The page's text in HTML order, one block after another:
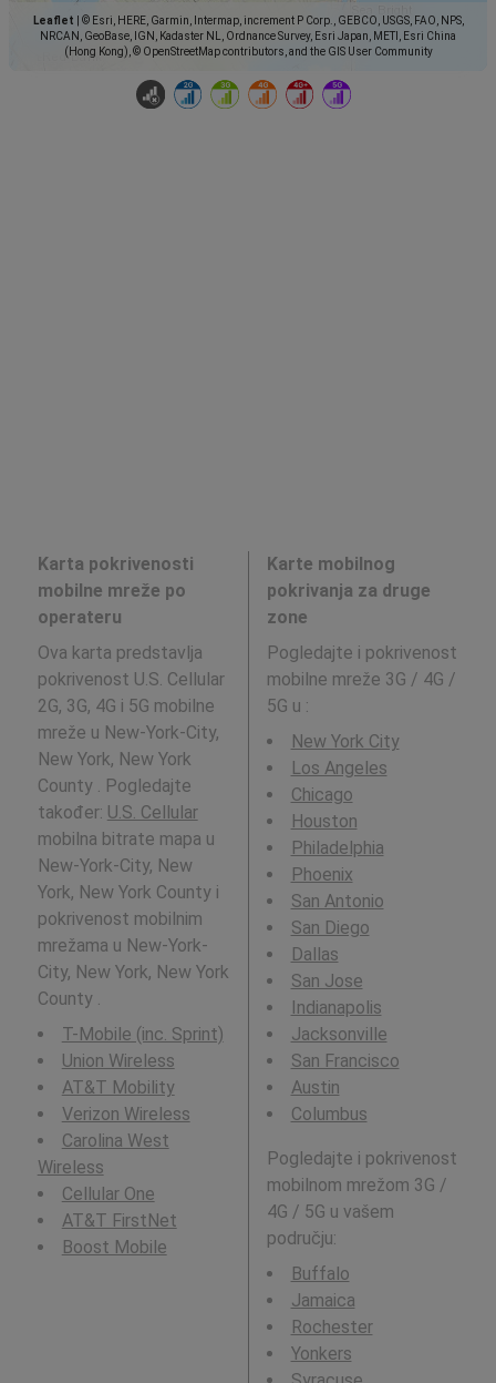
Leaflet
© Esri, HERE, Garmin, Intermap, increment P Corp., GEBCO, USGS, FAO, NPS,
NRCAN, GeoBase, IGN, Kadaster NL, Ordnance Survey, Esri Japan, METI, Esri China
(Hong Kong), © OpenStreetMap contributors, and the GIS User Community
Karta pokrivenosti
mobilne mreže po
operateru
Ova karta predstavlja
pokrivenost U.S. Cellular
2G, 3G, 4G i 5G mobilne
mreže u New-York-City,
New York, New York
County . Pogledajte
također: U.S. Cellular
mobilna bitrate mapa u
New-York-City, New
York, New York County i
pokrivenost mobilnim
mrežama u New-York-
City, New York, New York
County .
T-Mobile (inc. Sprint)
Union Wireless
AT&T Mobility
Verizon Wireless
Carolina West
Wireless
Cellular One
AT&T FirstNet
Boost Mobile
Karte mobilnog
pokrivanja za druge
zone
Pogledajte i pokrivenost
mobilne mreže 3G / 4G /
5G u :
New York City
Los Angeles
Chicago
Houston
Philadelphia
Phoenix
San Antonio
San Diego
Dallas
San Jose
Indianapolis
Jacksonville
San Francisco
Austin
Columbus
Pogledajte i pokrivenost
mobilnom mrežom 3G /
4G / 5G u vašem
području:
Buffalo
Jamaica
Rochester
Yonkers